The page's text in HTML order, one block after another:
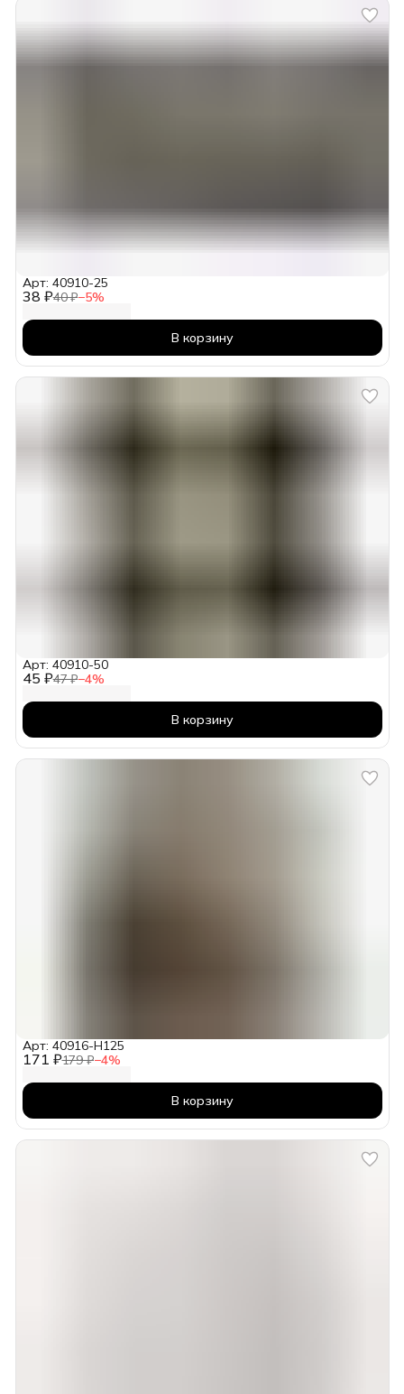
38 ₽40 ₽−5%
Арт: 40910-25
В корзину
45 ₽47 ₽−4%
Арт: 40910-50
В корзину
171 ₽179 ₽−4%
Арт: 40916-H125
В корзину